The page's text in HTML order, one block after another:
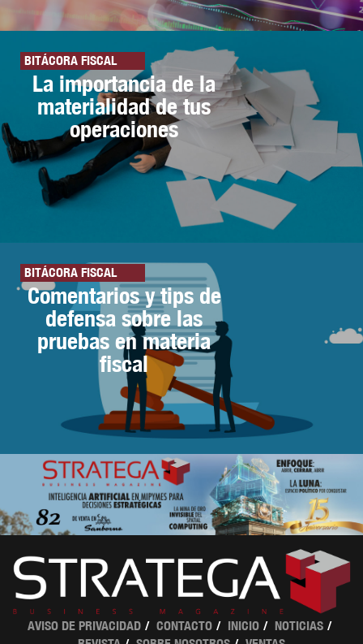
BITÁCORA FISCAL
La importancia de la
materialidad de tus
operaciones
BITÁCORA FISCAL
Comentarios y tips de
defensa sobre las
pruebas en materia
fiscal
AVISO DE PRIVACIDAD CONTACTO INICIO
NOTICIAS